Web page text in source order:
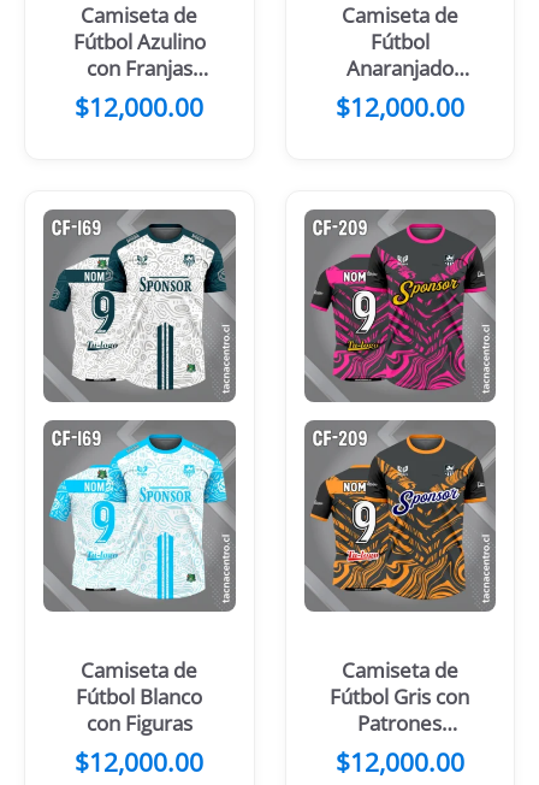
Camiseta de
Fútbol Azulino
con Franjas
Celestes en el
Centro
$12,000.00
Camiseta de
Fútbol
Anaranjado
con Mangas y
Manchas
$12,000.00
Camiseta de
Fútbol Blanco
con Figuras
$12,000.00
Camiseta de
Fútbol Gris con
Patrones
Rosados
$12,000.00